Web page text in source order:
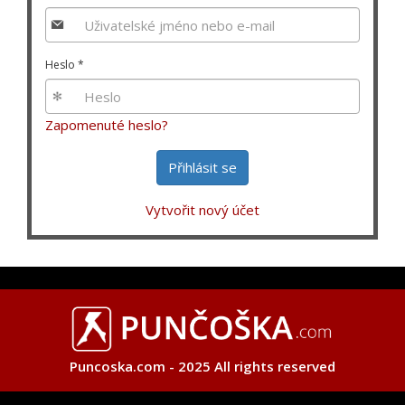
Heslo *
Zapomenuté heslo?
Přihlásit se
Vytvořit nový účet
Puncoska.com - 2025 All rights reserved